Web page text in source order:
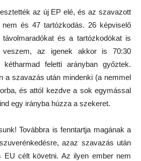
az új EP elé, és az szavazott
és 47 tartózkodás. 26 képviselő
és a tartózkodókat is
veszem, az igenek akkor is 70:30
feletti arányban győztek.
a szavazás után mindenki (a nemmel
és attól kezdve a sok egymással
egy irányba húzza a szekeret.
Továbbra is fenntartja magának a
azaz szavazás után
EU célt követni. Az ilyen ember nem